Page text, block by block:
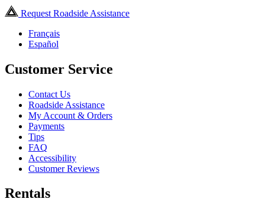
Request Roadside Assistance
Français
Español
Customer Service
Contact Us
Roadside Assistance
My Account & Orders
Payments
Tips
FAQ
Accessibility
Customer Reviews
Rentals